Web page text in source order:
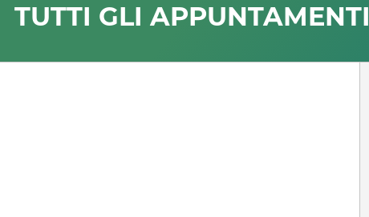
TUTTI GLI APPUNTAMENTI